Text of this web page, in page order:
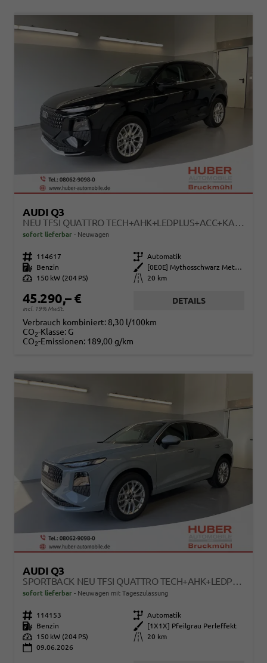
AUDI Q3
NEU TFSI QUATTRO TECH+AHK+LEDPLUS+ACC+KAMERA+ALU18+VOLLLACK
sofort lieferbar Neuwagen
Fahrzeugnr. 114617 Getriebe Automatik
Kraftstoff
Benzin Außenfarbe
[0E0E] Mythosschwarz Metallic
Leistung
150 kW (204 PS) Kilometerstand 20 km
45.290,– €
incl. 19% MwSt.
DETAILS
Verbrauch kombiniert: 8,30 l/100km
CO2-Klasse: G
CO2-Emissionen: 189,00 g/km
AUDI Q3
SPORTBACK NEU TFSI QUATTRO TECH+AHK+LEDPLUS+ACC+KAMERA+ALU18+VOLLLACK
sofort lieferbar Neuwagen mit Tageszulassung
Fahrzeugnr. 114153 Getriebe Automatik
Kraftstoff
Benzin Außenfarbe
[1X1X] Pfeilgrau Perleffekt
Leistung
150 kW (204 PS) Kilometerstand
20 km
09.06.2026